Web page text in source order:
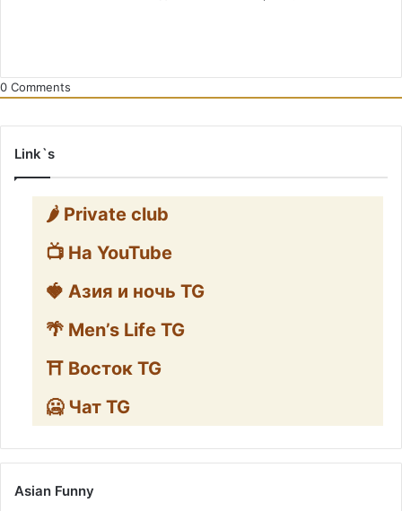
0 Comments
Link`s
🌶️ Private club
📺 На YouTube
🍓 Азия и ночь TG
🌴 Men’s Life TG
⛩️ Восток TG
🥶 Чат TG
Asian Funny